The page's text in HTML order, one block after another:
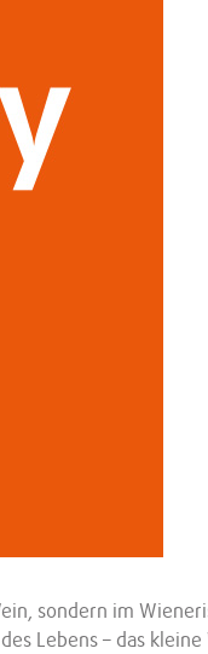
sondern im
Lebens – das